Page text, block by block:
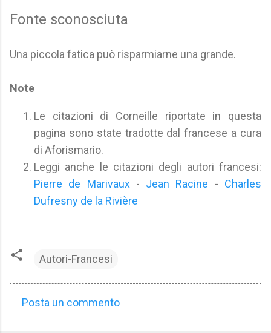
Fonte sconosciuta
Una piccola fatica può risparmiarne una grande.
Note
Le citazioni di Corneille riportate in questa
pagina sono state tradotte dal francese a cura
di Aforismario.
Leggi anche le citazioni degli autori francesi:
Pierre de Marivaux- Jean Racine - Charles
Dufresny de la Rivière
Autori-Francesi
Posta un commento